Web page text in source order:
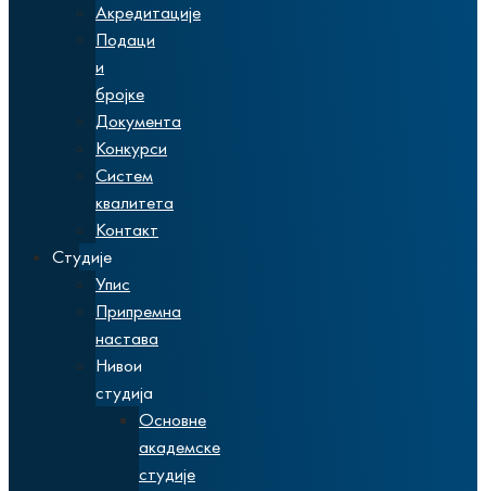
Акредитације
Подаци
и
бројке
Документа
Конкурси
Систем
квалитета
Контакт
Студије
Упис
Припремна
настава
Нивои
студија
Основне
академске
студије